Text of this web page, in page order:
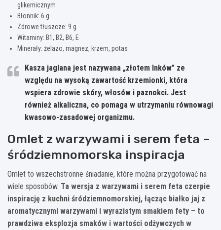
glikemicznym
Błonnik: 6 g
Zdrowe tłuszcze: 9 g
Witaminy: B1, B2, B6, E
Minerały: żelazo, magnez, krzem, potas
Kasza jaglana jest nazywana „złotem Inków” ze
względu na wysoką zawartość krzemionki, która
wspiera zdrowie skóry, włosów i paznokci. Jest
również alkaliczna, co pomaga w utrzymaniu równowagi
kwasowo-zasadowej organizmu.
Omlet z warzywami i serem feta –
śródziemnomorska inspiracja
Omlet to wszechstronne śniadanie, które można przygotować na
wiele sposobów. Ta wersja z warzywami i serem feta czerpie
inspirację z kuchni śródziemnomorskiej, łącząc białko jaj z
aromatycznymi warzywami i wyrazistym smakiem fety – to
prawdziwa eksplozja smaków i wartości odżywczych w